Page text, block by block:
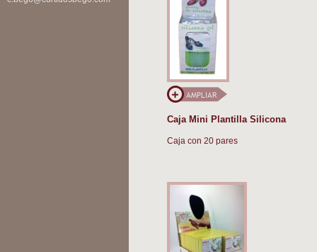
Caja Mini Plantilla Silicona
Caja con 20 pares